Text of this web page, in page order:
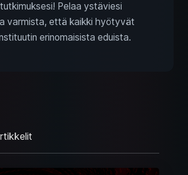
Pelaa ystäviesi
varmista, että kaikki hyötyvät
erinomaisista eduista.